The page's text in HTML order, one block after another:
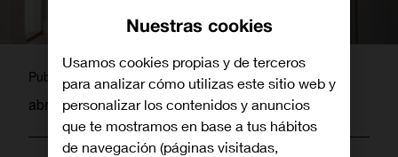
Publicado por
martagamez
abril 8, 2013
Nuestras cookies
Usamos cookies propias y de terceros
para analizar cómo utilizas este sitio web y
personalizar los contenidos y anuncios
que te mostramos en base a tus hábitos
de navegación (páginas visitadas,